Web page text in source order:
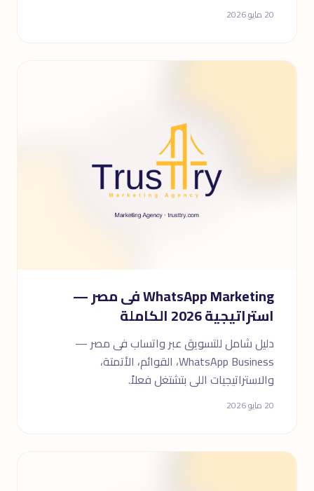
20 مايو 2026
WhatsApp Marketing فى مصر —
استراتيجية 2026 الكاملة
دليل شامل للتسويق عبر واتساب فى مصر —
WhatsApp Business، القوائم، الأتمتة،
والاستراتيجيات اللى بتشتغل فعلاً.
20 مايو 2026